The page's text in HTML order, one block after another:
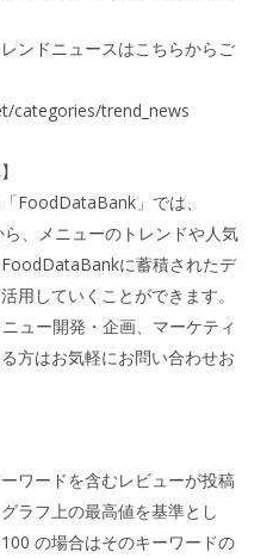
ンドニュースはこちらからご
categories/trend_news
FoodDataBank」では、
、メニューのトレンドや人気
に蓄積されたデ
用していくことができます。
ュー開発・企画、マーケティ
方はお気軽にお問い合わせお
ワードを含むレビューが投稿
ラフ上の最高値を基準とし
の場合はそのキーワードの